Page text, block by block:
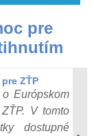
pre
ZŤP
Európskom
V tomto
dostupné